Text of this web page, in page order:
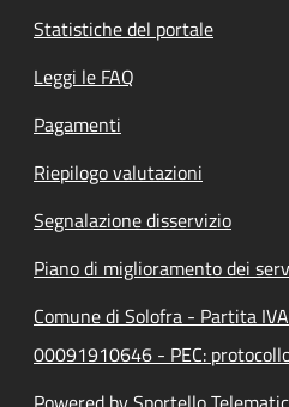
Statistiche del portale
Leggi le FAQ
Pagamenti
Riepilogo valutazioni
Segnalazione disservizio
Piano di miglioramento dei
Comune di Solofra - Partita
00091910646 - PEC: